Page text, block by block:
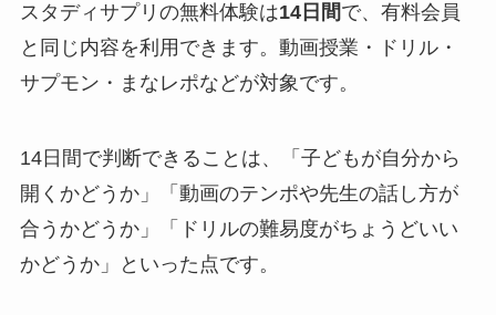
スタディサプリの無料体験は14日間で、有料会員
と同じ内容を利用できます。動画授業・ドリル・
サプモン・まなレポなどが対象です。
14日間で判断できることは、「子どもが自分から
開くかどうか」「動画のテンポや先生の話し方が
合うかどうか」「ドリルの難易度がちょうどいい
かどうか」といった点です。